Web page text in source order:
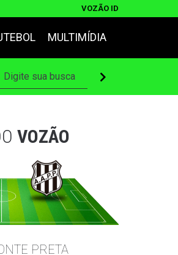
VOZÃO ID
MULTIMÍDIA
VOZÃO
PRETA